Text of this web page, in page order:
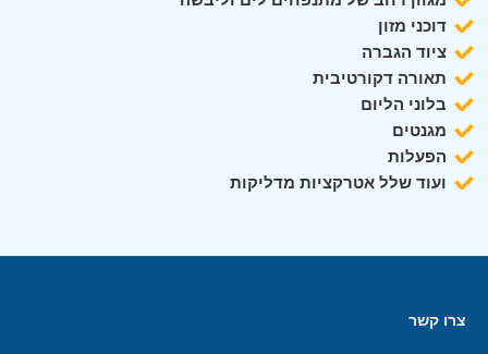
דוכני מזון
ציוד הגברה
תאורה דקורטיבית
בלוני הליום
מגנטים
הפעלות
ועוד שלל אטרקציות מדליקות
צרו קשר